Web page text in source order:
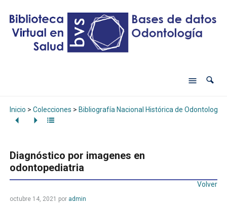
Inicio > Colecciones > Bibliografía Nacional Histórica de Odontología
Diagnóstico por imagenes en
odontopediatria
Volver
octubre 14, 2021 por admin